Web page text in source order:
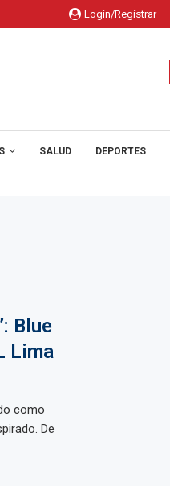
Login/Registrar
SALUD DEPORTES
Blue
Lima
como
De